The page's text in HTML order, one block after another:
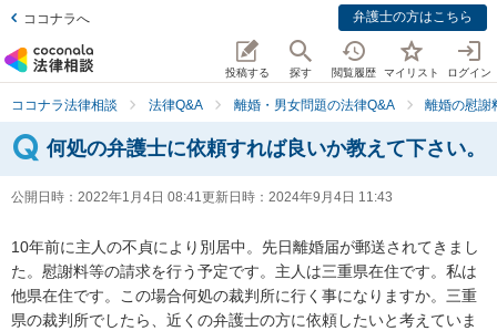
ココナラへ 弁護士の方はこちら
投稿する 探す 閲覧履歴 マイリスト ログイン
ココナラ法律相談 法律Q&A 離婚・男女問題の法律Q&A 離婚の慰謝
何処の弁護士に依頼すれば良いか教えて下さい。
公開日時： 2022年1月4日 08:41更新日時： 2024年9月4日 11:43
10年前に主人の不貞により別居中。先日離婚届が郵送されてきまし
た。慰謝料等の請求を行う予定です。主人は三重県在住です。私は
他県在住です。この場合何処の裁判所に行く事になりますか。三重
県の裁判所でしたら、近くの弁護士の方に依頼したいと考えていま